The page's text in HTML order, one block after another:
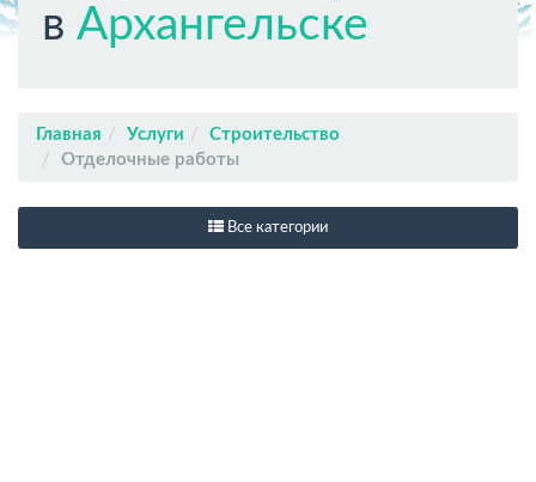
в Архангельске
Главная Услуги
Строительство
Отделочные работы
Все категории